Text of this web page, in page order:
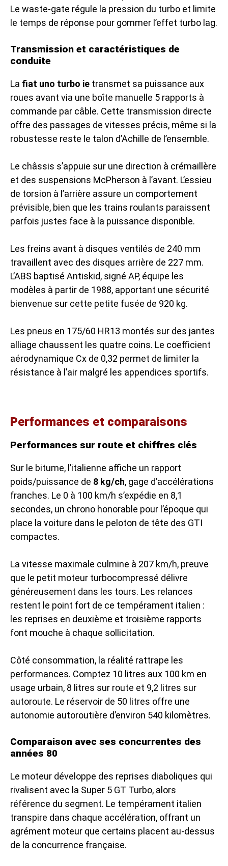
Le waste-gate régule la pression du turbo et limite
le temps de réponse pour gommer l’effet turbo lag.
Transmission et caractéristiques de
conduite
La fiat uno turbo ie transmet sa puissance aux
roues avant via une boîte manuelle 5 rapports à
commande par câble. Cette transmission directe
offre des passages de vitesses précis, même si la
robustesse reste le talon d’Achille de l’ensemble.
Le châssis s’appuie sur une direction à crémaillère
et des suspensions McPherson à l’avant. L’essieu
de torsion à l’arrière assure un comportement
prévisible, bien que les trains roulants paraissent
parfois justes face à la puissance disponible.
Les freins avant à disques ventilés de 240 mm
travaillent avec des disques arrière de 227 mm.
L’ABS baptisé Antiskid, signé AP, équipe les
modèles à partir de 1988, apportant une sécurité
bienvenue sur cette petite fusée de 920 kg.
Les pneus en 175/60 HR13 montés sur des jantes
alliage chaussent les quatre coins. Le coefficient
aérodynamique Cx de 0,32 permet de limiter la
résistance à l’air malgré les appendices sportifs.
Performances et comparaisons
Performances sur route et chiffres clés
Sur le bitume, l’italienne affiche un rapport
poids/puissance de 8 kg/ch, gage d’accélérations
franches. Le 0 à 100 km/h s’expédie en 8,1
secondes, un chrono honorable pour l’époque qui
place la voiture dans le peloton de tête des GTI
compactes.
La vitesse maximale culmine à 207 km/h, preuve
que le petit moteur turbocompressé délivre
généreusement dans les tours. Les relances
restent le point fort de ce tempérament italien :
les reprises en deuxième et troisième rapports
font mouche à chaque sollicitation.
Côté consommation, la réalité rattrape les
performances. Comptez 10 litres aux 100 km en
usage urbain, 8 litres sur route et 9,2 litres sur
autoroute. Le réservoir de 50 litres offre une
autonomie autoroutière d’environ 540 kilomètres.
Comparaison avec ses concurrentes des
années 80
Le moteur développe des reprises diaboliques qui
rivalisent avec la Super 5 GT Turbo, alors
référence du segment. Le tempérament italien
transpire dans chaque accélération, offrant un
agrément moteur que certains placent au-dessus
de la concurrence française.